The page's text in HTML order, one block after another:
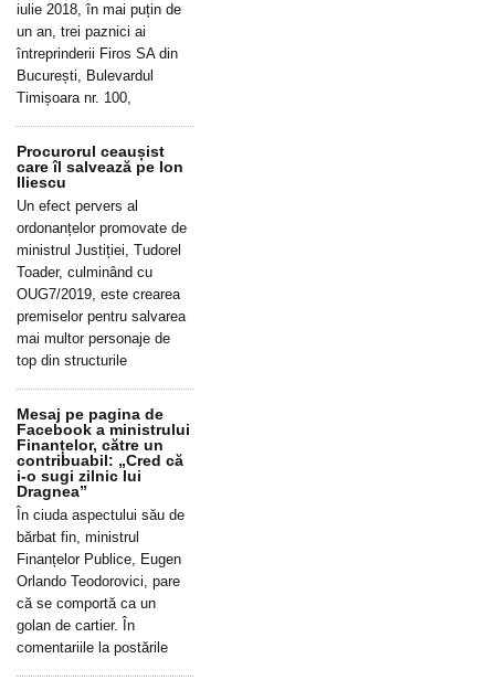
iulie 2018, în mai puțin de
un an, trei paznici ai
întreprinderii Firos SA din
București, Bulevardul
Timișoara nr. 100,
Procurorul ceaușist
care îl salvează pe Ion
Iliescu
Un efect pervers al
ordonanțelor promovate de
ministrul Justiției, Tudorel
Toader, culminând cu
OUG7/2019, este crearea
premiselor pentru salvarea
mai multor personaje de
top din structurile
Mesaj pe pagina de
Facebook a ministrului
Finanțelor, către un
contribuabil: „Cred că
i-o sugi zilnic lui
Dragnea”
În ciuda aspectului său de
bărbat fin, ministrul
Finanțelor Publice, Eugen
Orlando Teodorovici, pare
că se comportă ca un
golan de cartier. În
comentariile la postările